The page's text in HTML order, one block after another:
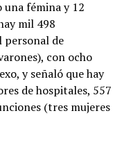
una fémina y 12
mil 498
personal de
con ocho
y señaló que hay
de hospitales, 557
(tres mujeres